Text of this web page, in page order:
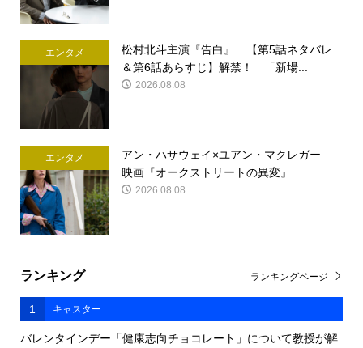
エンタメ
松村北斗主演『告白』 【第5話ネタバレ
＆第6話あらすじ】解禁！ 「新場...
2026.08.08
エンタメ
アン・ハサウェイ×ユアン・マクレガー
映画『オークストリートの異変』 ...
2026.08.08
ランキング
1 キャスター
バレンタインデー「健康志向チョコレート」について教授が解
ランキングページ